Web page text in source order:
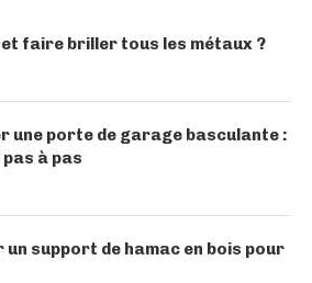
faire briller tous les métaux ?
une porte de garage basculante :
à pas
support de hamac en bois pour